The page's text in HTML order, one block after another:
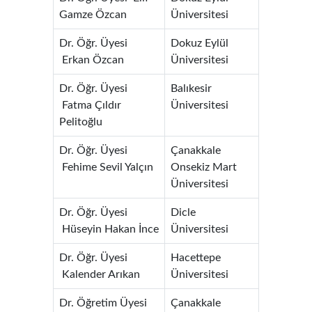
Gamze Özcan
Üniversitesi
Dr. Öğr. Üyesi
Erkan Özcan
Dokuz Eylül
Üniversitesi
Dr. Öğr. Üyesi
Fatma Çıldır
Pelitoğlu
Balıkesir
Üniversitesi
Dr. Öğr. Üyesi
Fehime Sevil Yalçın
Çanakkale
Onsekiz Mart
Üniversitesi
Dr. Öğr. Üyesi
Hüseyin Hakan İnce
Dicle
Üniversitesi
Dr. Öğr. Üyesi
Kalender Arıkan
Hacettepe
Üniversitesi
Dr. Öğretim Üyesi Çanakkale